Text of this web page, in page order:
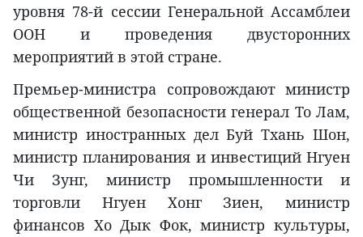
уровня 78-й сессии Генеральной Ассамблеи
ООН и проведения двусторонних
мероприятий в этой стране.
Премьер-министра сопровождают министр
общественной безопасности генерал То Лам,
министр иностранных дел Буй Тхань Шон,
министр планирования и инвестиций Нгуен
Чи Зунг, министр промышленности и
торговли Нгуен Хонг Зиен, министр
финансов Хо Дык Фок, министр культуры,